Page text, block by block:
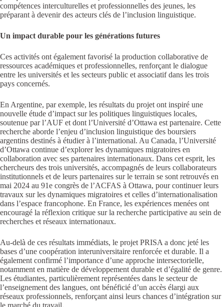
compétences interculturelles et professionnelles des jeunes, les
préparant à devenir des acteurs clés de l’inclusion linguistique.
Un impact durable pour les générations futures
Ces activités ont également favorisé la production collaborative de
ressources académiques et professionnelles, renforçant le dialogue
entre les universités et les secteurs public et associatif dans les trois
pays concernés.
En Argentine, par exemple, les résultats du projet ont inspiré une
nouvelle étude d’impact sur les politiques linguistiques locales,
soutenue par l’AUF et dont l’Université d’Ottawa est partenaire. Cette
recherche aborde l’enjeu d’inclusion linguistique des boursiers
argentins destinés à étudier à l’international. Au Canada, l’Université
d’Ottawa continue d’explorer les dynamiques migratoires en
collaboration avec ses partenaires internationaux. Dans cet esprit, les
chercheurs des trois universités, accompagnés de leurs collaborateurs
institutionnels et de leurs partenaires sur le terrain se sont retrouvés en
mai 2024 au 91e congrès de l’ACFAS à Ottawa, pour continuer leurs
travaux sur les dynamiques migratoires et celles d’internationalisation
dans l’espace francophone. En France, les expériences menées ont
encouragé la réflexion critique sur la recherche participative au sein de
recherches et réseaux internationaux.
Au-delà de ces résultats immédiats, le projet PRISA a donc jeté les
bases d’une coopération interuniversitaire renforcée et durable. Il a
également confirmé l’importance d’une approche intersectorielle,
notamment en matière de développement durable et d’égalité de genre.
Les étudiantes, particulièrement représentées dans le secteur de
l’enseignement des langues, ont bénéficié d’un accès élargi aux
réseaux professionnels, renforçant ainsi leurs chances d’intégration sur